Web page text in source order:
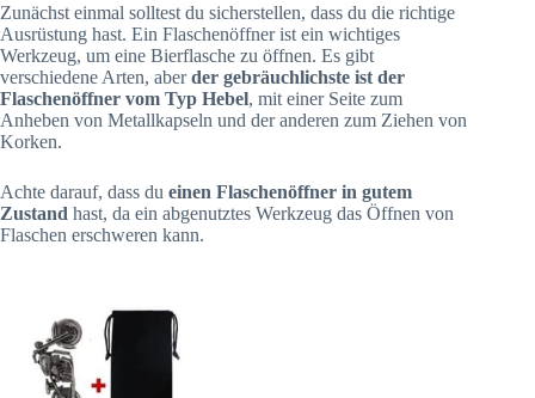
Zunächst einmal solltest du sicherstellen, dass du die richtige
Ausrüstung hast. Ein Flaschenöffner ist ein wichtiges
Werkzeug, um eine Bierflasche zu öffnen. Es gibt
verschiedene Arten, aberder gebräuchlichste ist der
Flaschenöffner vom Typ Hebel, mit einer Seite zum
Anheben von Metallkapseln und der anderen zum Ziehen von
Korken.
Achte darauf, dass du einen Flaschenöffner in gutem
Zustand hast, da ein abgenutztes Werkzeug das Öffnen von
Flaschen erschweren kann.